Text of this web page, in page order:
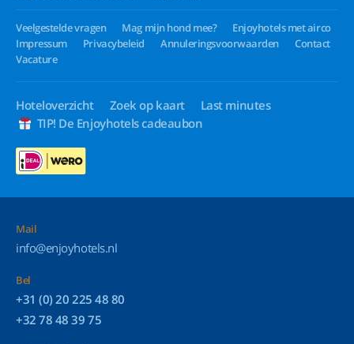
Veelgestelde vragen Mag mijn hond mee?
Enjoyhotels met airco
Impressum
Privacybeleid Annuleringsvoorwaarden
Contact
Vacature
Hoteloverzicht Zoek op kaart
Last minutes
TIP! De Enjoyhotels cadeaubon
Mail
info@enjoyhotels.nl
Bel
+31 (0) 20 225 48 80
+32 78 48 39 75